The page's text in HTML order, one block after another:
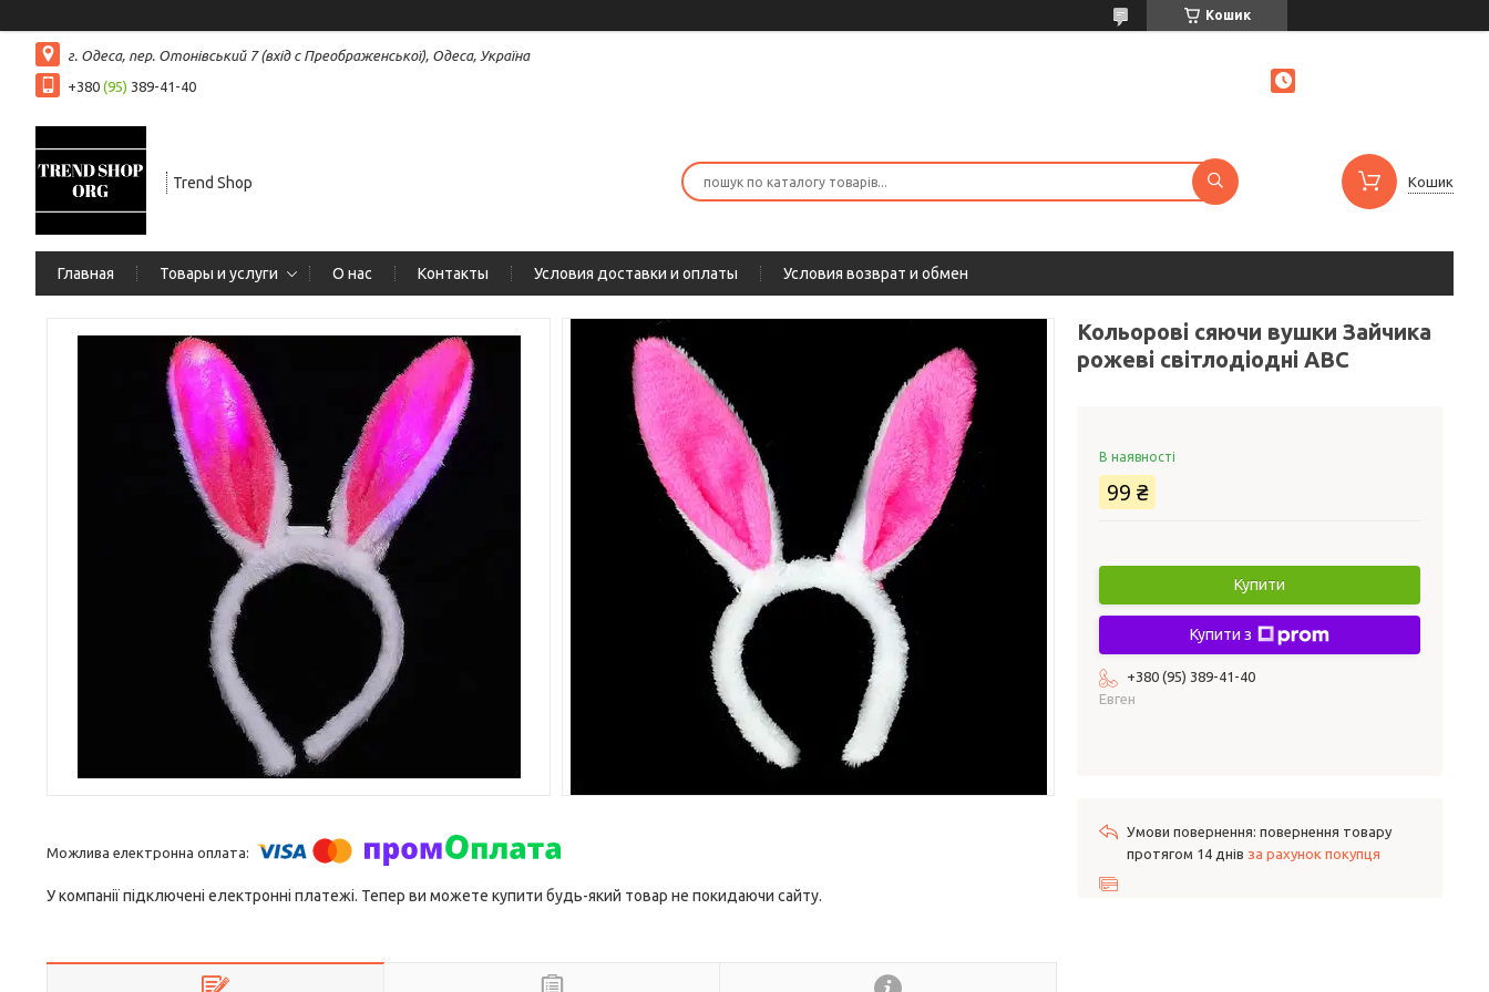
Кошик
г. Одеса, пер. Отонівський 7 (вхід с Преображенської), Одеса, Україна
+380 (95) 389-41-40
Trend Shop Кошик
Главная Товары и услуги О нас Контакты Условия доставки и оплаты Условия возврат и обмен
У компанії підключені електронні платежі. Тепер ви можете купити будь-який товар не покидаючи сайту.
Кольорові сяючи вушки Зайчика
рожеві світлодіодні ABC
В наявності
99 ₴
Купити
Купити з
+380 (95) 389-41-40
Евген
повернення товару
протягом 14 днів за рахунок покупця